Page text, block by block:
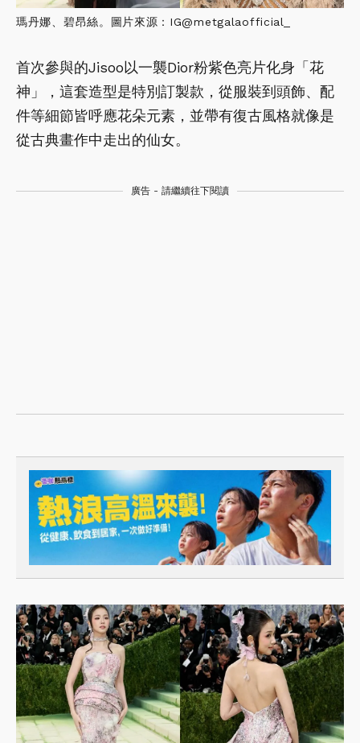
瑪丹娜、碧昂絲。圖片來源：IG@metgalaofficial_
首次參與的Jisoo以一襲Dior粉紫色亮片化身「花
神」，這套造型是特別訂製款，從服裝到頭飾、配
件等細節皆呼應花朵元素，並帶有復古風格就像是
從古典畫作中走出的仙女。
廣告 - 請繼續往下閱讀